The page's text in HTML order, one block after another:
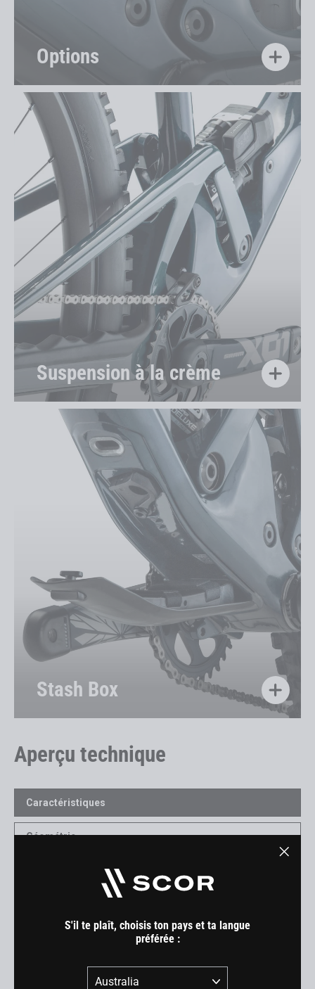
Options
Suspension à la crème
Stash Box
Aperçu technique
Caractéristiques
Géométrie
Manuels/Téléchargements
SCOR 4060 Full Carbon Frame | Lower-Link Driven Instant
S'il te plaît, choisis ton pays et ta langue
préférée :